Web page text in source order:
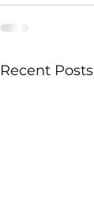
Recent Posts